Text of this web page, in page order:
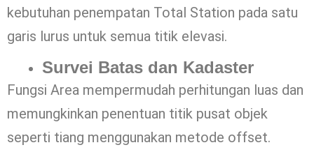
kebutuhan penempatan Total Station pada satu
garis lurus untuk semua titik elevasi.
Survei Batas dan Kadaster
Fungsi Area mempermudah perhitungan luas dan
memungkinkan penentuan titik pusat objek
seperti tiang menggunakan metode offset.